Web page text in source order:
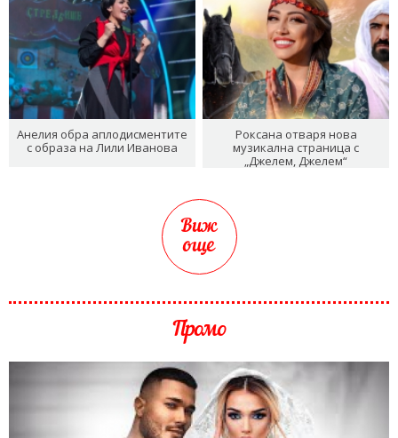
Анелия обра аплодисментите
с образа на Лили Иванова
Роксана отваря нова
музикална страница с
„Джелем, Джелем“
Виж
още
Промо